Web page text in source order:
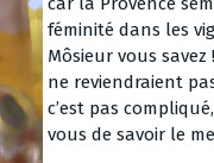
féminité dans les
Môsieur vous savez
ne reviendraient
c’est pas
vous de savoir le